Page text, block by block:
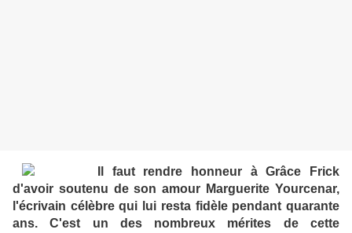
Il faut rendre honneur à Grâce Frick
d'avoir soutenu de son amour Marguerite Yourcenar,
l'écrivain célèbre qui lui resta fidèle pendant quarante
ans. C'est un des nombreux mérites de cette